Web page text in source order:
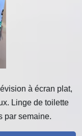
à écran plat,
Linge de toilette
par semaine.